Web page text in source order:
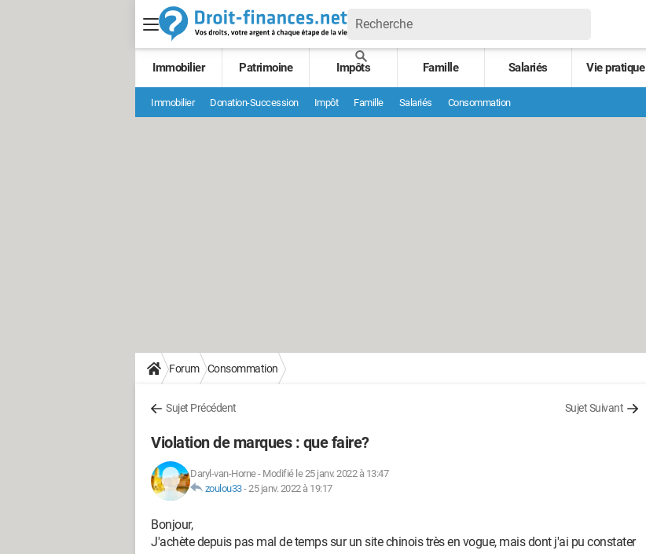
Immobilier Patrimoine Impôts Famille Salariés Vie pratique
Immobilier Donation-Succession Impôt Famille Salariés Consommation
Forum Consommation
Sujet Précédent Sujet Suivant
Violation de marques : que faire?
Daryl-van-Horne- Modifié le 25 janv. 2022 à 13:47
zoulou33-25 janv. 2022 à 19:17
Bonjour,
J'achète depuis pas mal de temps sur un site chinois très en vogue, mais dont j'ai pu constater